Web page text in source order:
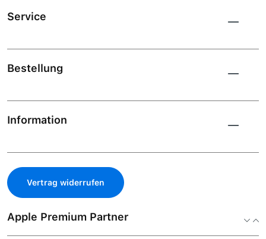
Service
Bestellung
Information
Vertrag widerrufen
Apple Premium Partner